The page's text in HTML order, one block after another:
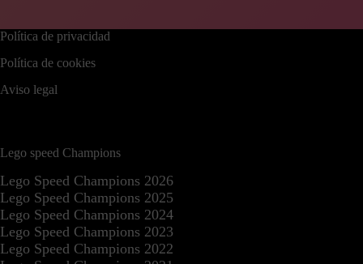
Política de privacidad
Política de cookies
Aviso legal
Lego speed Champions
Lego Speed Champions 2026
Lego Speed Champions 2025
Lego Speed Champions 2024
Lego Speed Champions 2023
Lego Speed Champions 2022